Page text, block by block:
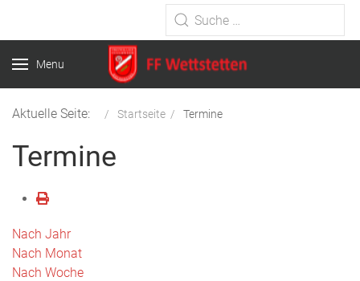
Type 2 or more characters for
results.
Menu
Aktuelle Seite: Startseite Termine
Termine
Nach Jahr
Nach Monat
Nach Woche